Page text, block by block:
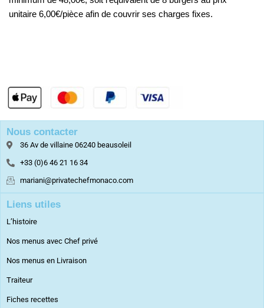
unitaire 6,00€/pièce afin de couvrir ses charges fixes.
Nous contacter
36 Av de villaine 06240 beausoleil
+33 (0)6 46 21 16 34
mariani@privatechefmonaco.com
Liens utiles
L’histoire
Nos menus avec Chef privé
Nos menus en Livraison
Traiteur
Fiches recettes